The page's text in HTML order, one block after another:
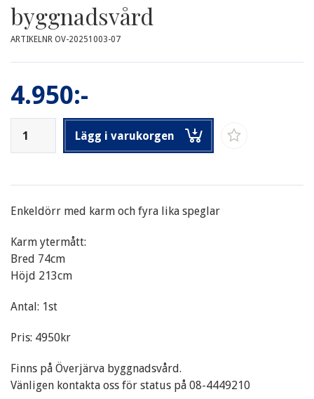
byggnadsvård
ARTIKELNR OV-20251003-07
4.950:-
Lägg i varukorgen
Enkeldörr med karm och fyra lika speglar
Karm ytermått:
Bred 74cm
Höjd 213cm
Antal: 1st
Pris: 4950kr
Finns på Överjärva byggnadsvård.
Vänligen kontakta oss för status på 08-4449210